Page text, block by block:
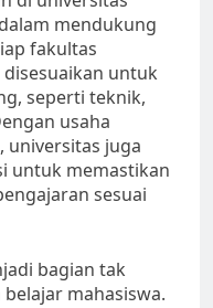
mendukung
fakultas
untuk
seperti teknik,
usaha
universitas juga
untuk memastikan
sesuai
bagian tak
mahasiswa.